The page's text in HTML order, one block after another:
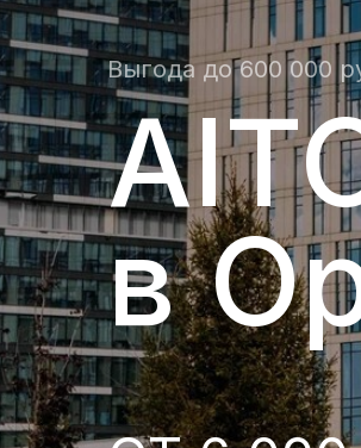
в
Выгода до 600 000
ОТ 6 090